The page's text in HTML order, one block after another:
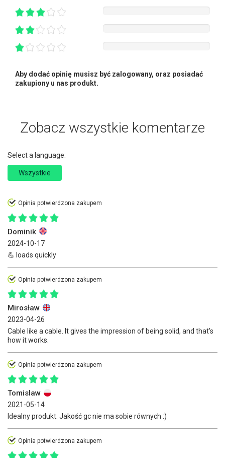
Aby dodać opinię musisz być zalogowany, oraz posiadać
zakupiony u nas produkt.
Zobacz wszystkie komentarze
Select a language:
Wszystkie
Opinia potwierdzona zakupem
Dominik
2024-10-17
💪 loads quickly
Opinia potwierdzona zakupem
Mirosław
2023-04-26
Cable like a cable. It gives the impression of being solid, and that's
how it works.
Opinia potwierdzona zakupem
Tomislaw
2021-05-14
Idealny produkt. Jakość gc nie ma sobie równych :)
Opinia potwierdzona zakupem